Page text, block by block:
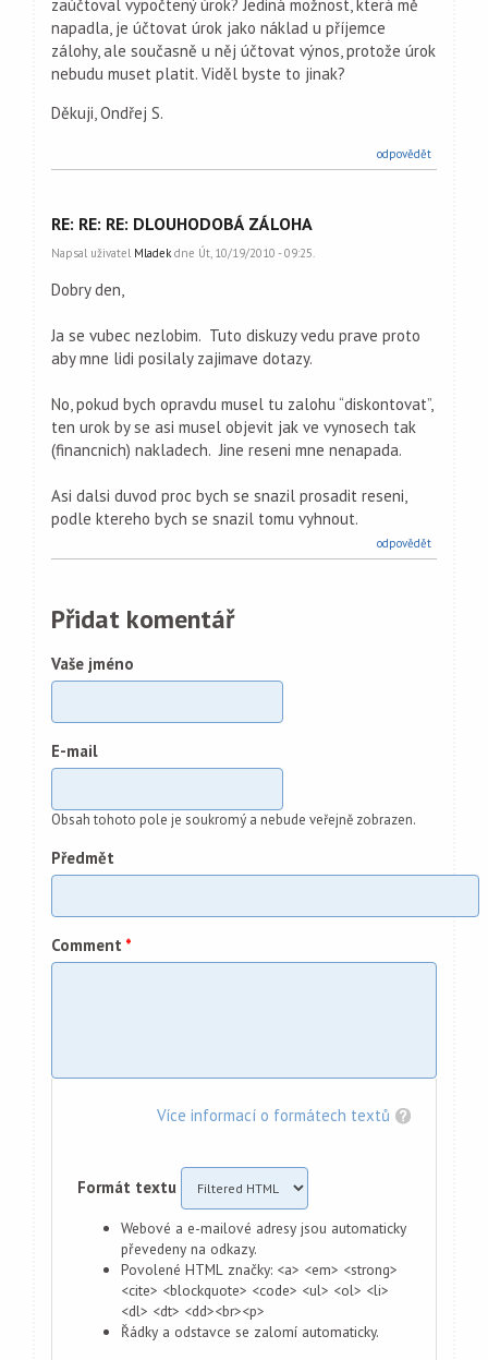
zaúčtoval vypočtený úrok? Jediná možnost, která mě
napadla, je účtovat úrok jako náklad u příjemce
zálohy, ale současně u něj účtovat výnos, protože úrok
nebudu muset platit. Viděl byste to jinak?
Děkuji, Ondřej S.
odpovědět
RE: RE: RE: DLOUHODOBÁ ZÁLOHA
Napsal uživatel Mladek dne Út, 10/19/2010 - 09:25.
Dobry den,
Ja se vubec nezlobim. Tuto diskuzy vedu prave proto
aby mne lidi posilaly zajimave dotazy.
No, pokud bych opravdu musel tu zalohu “diskontovat”,
ten urok by se asi musel objevit jak ve vynosech tak
(financnich) nakladech. Jine reseni mne nenapada.
Asi dalsi duvod proc bych se snazil prosadit reseni,
podle ktereho bych se snazil tomu vyhnout.
odpovědět
Přidat komentář
Vaše jméno
E-mail
Obsah tohoto pole je soukromý a nebude veřejně zobrazen.
Předmět
Comment *
Více informací o formátech textů
Formát textu
Webové a e-mailové adresy jsou automaticky
převedeny na odkazy.
Povolené HTML značky: <a> <em> <strong>
<cite> <blockquote> <code> <ul> <ol> <li>
<dl> <dt> <dd><br><p>
Řádky a odstavce se zalomí automaticky.